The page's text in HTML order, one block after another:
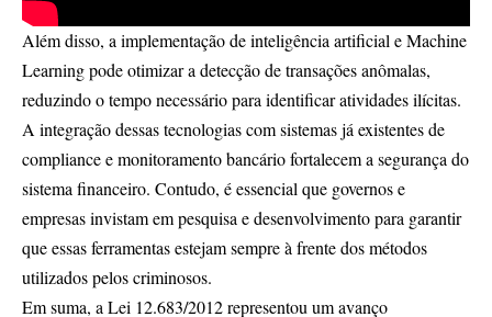
Além disso, a implementação de inteligência artificial e Machine
Learning pode otimizar a detecção de transações anômalas,
reduzindo o tempo necessário para identificar atividades ilícitas.
A integração dessas tecnologias com sistemas já existentes de
compliance e monitoramento bancário fortalecem a segurança do
sistema financeiro. Contudo, é essencial que governos e
empresas invistam em pesquisa e desenvolvimento para garantir
que essas ferramentas estejam sempre à frente dos métodos
utilizados pelos criminosos.
Em suma, a Lei 12.683/2012 representou um avanço